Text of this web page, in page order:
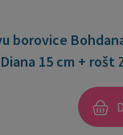
borovice
15 cm + rošt